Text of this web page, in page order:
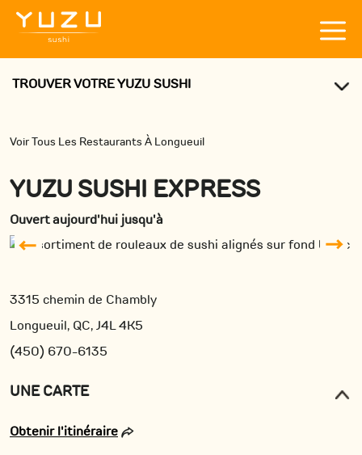
TROUVER VOTRE YUZU SUSHI
Voir Tous Les Restaurants À Longueuil
YUZU SUSHI EXPRESS
Ouvert aujourd'hui jusqu'à
3315 chemin de Chambly
Longueuil, QC, J4L 4K5
(450) 670-6135
UNE CARTE
Obtenir l'itinéraire